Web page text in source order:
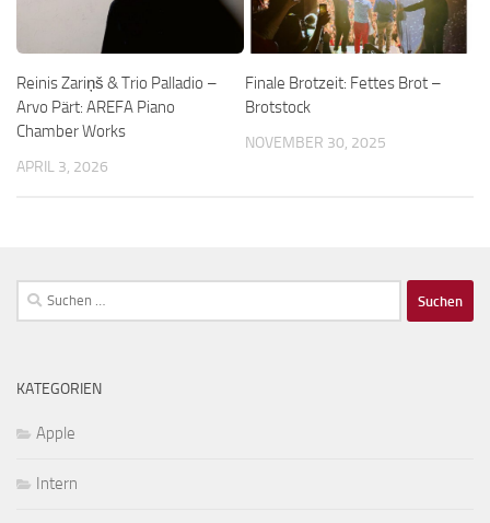
Reinis Zariņš & Trio Palladio –
Arvo Pärt: AREFA Piano
Chamber Works
APRIL 3, 2026
Finale Brotzeit: Fettes Brot –
Brotstock
NOVEMBER 30, 2025
Suchen
nach:
KATEGORIEN
Apple
Intern